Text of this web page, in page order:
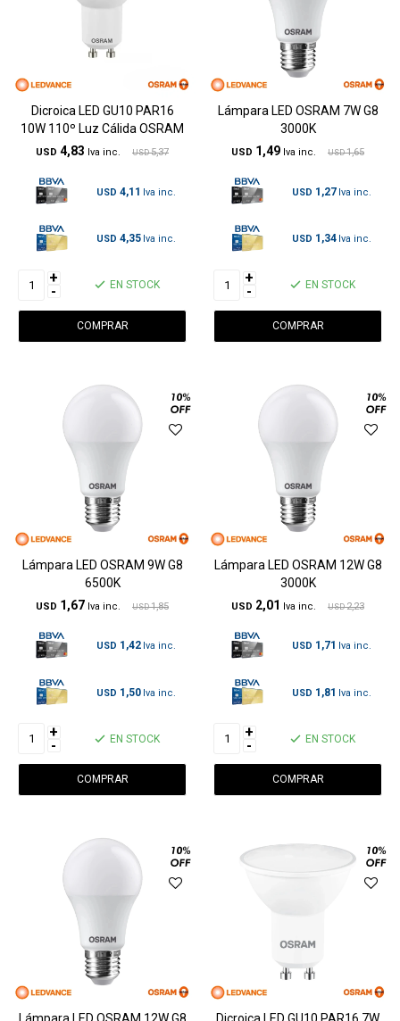
Dicroica LED GU10 PAR16
10W 110º Luz Cálida OSRAM
USD 4,83 USD 5,37
USD 4,11
USD 4,35
+
- EN STOCK
Lámpara LED OSRAM 7W G8
3000K
USD 1,49 USD 1,65
USD 1,27
USD 1,34
+
- EN STOCK
Lámpara LED OSRAM 9W G8
6500K
USD 1,67 USD 1,85
USD 1,42
USD 1,50
+
- EN STOCK
Lámpara LED OSRAM 12W G8
3000K
USD 2,01 USD 2,23
USD 1,71
USD 1,81
+
- EN STOCK